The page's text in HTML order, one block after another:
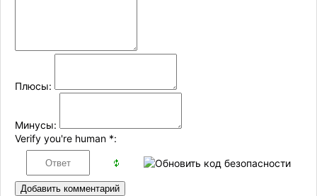
Плюсы:
Минусы:
Verify you're human *:
Добавить комментарий